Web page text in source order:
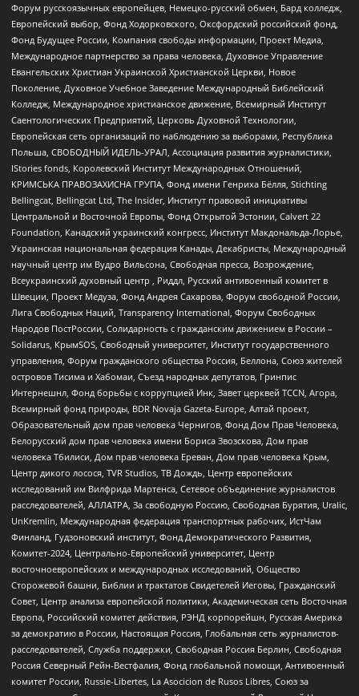
Форум русскоязычных европейцев, Немецко-русский обмен, Бард колледж,
Европейский выбор, Фонд Ходорковского, Оксфордский российский фонд,
Фонд Будущее России, Компания свободы информации, Проект Медиа,
Международное партнерство за права человека, Духовное Управление
Евангельских Христиан Украинской Христианской Церкви, Новое
Поколение, Духовное Учебное Заведение Международный Библейский
Колледж, Международное христианское движение, Всемирный Институт
Саентологических Предприятий, Церковь Духовной Технологии,
Европейская сеть организаций по наблюдению за выборами, Республика
Польша, СВОБОДНЫЙ ИДЕЛЬ-УРАЛ, Ассоциация развития журналистики,
IStories fonds, Королевский Институт Международных Отношений,
КРИМСЬКА ПРАВОЗАХИСНА ГРУПА, Фонд имени Генриха Бёлля, Stichting
Bellingcat, Bellingcat Ltd, The Insider, Институт правовой инициативы
Центральной и Восточной Европы, Фонд Открытой Эстонии, Calvert 22
Foundation, Канадский украинский конгресс, Институт Макдональда-Лорье,
Украинская национальная федерация Канады, Декабристы, Международный
научный центр им Вудро Вильсона, Свободная пресса, Возрождение,
Всеукраинский духовный центр , Риддл, Русский антивоенный комитет в
Швеции, Проект Медуза, Фонд Андрея Сахарова, Форум свободной России,
Лига Свободных Наций, Transparеncy International, Форум Свободных
Народов ПостРоссии, Солидарность с гражданским движением в России –
Solidarus, КрымSOS, Свободный университет, Институт государственного
управления, Форум гражданского общества Россия, Беллона, Союз жителей
островов Тисима и Хабомаи, Съезд народных депутатов, Гринпис
Интернешнл, Фонд борьбы с коррупцией Инк, Завет церквей TCCN, Агора,
Всемирный фонд природы, BDR Novaja Gazeta-Europe, Алтай проект,
Образовательный дом прав человека Чернигов, Фонд Дом Прав Человека,
Белорусский дом прав человека имени Бориса Звозскова, Дом прав
человека Тбилиси, Дом прав человека Ереван, Дом прав человека Крым,
Центр дикого лосося, TVR Studios, ТВ Дождь, Центр европейских
исследований им Вилфрида Мартенса, Сетевое объединение журналистов
расследователей, АЛЛАТРА, За свободную Россию, Свободная Бурятия, Uralic,
UnKremlin, Международная федерация транспортных рабочих, ИстЧам
Финланд, Гудзоновский институт, Фонд Демократического Развития,
Комитет-2024, Центрально-Европейский университет, Центр
восточноевропейских и международных исследований, Общество
Сторожевой башни, Библии и трактатов Свидетелей Иеговы, Гражданский
Совет, Центр анализа европейской политики, Академическая сеть Восточная
Европа, Российский комитет действия, РЭНД корпорейшн, Русская Америка
за демократию в России, Настоящая Россия, Глобальная сеть журналистов-
расследователей, Служба поддержки, Свободная Россия Берлин, Свободная
Россия Северный Рейн-Вестфалия, Фонд глобальной помощи, Антивоенный
комитет России, Russie-Libertes, La Asocicion de Rusos Libres, Союз за